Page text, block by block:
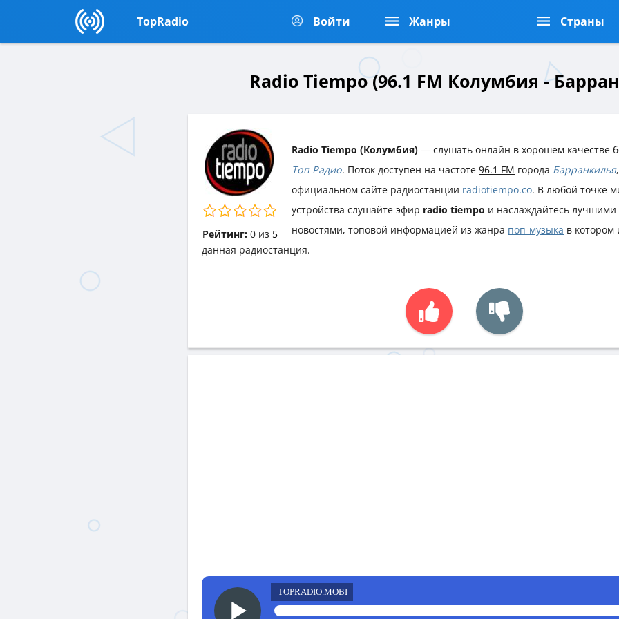
TopRadio Войти Жанры Страны
Radio Tiempo (96.1 FM Колумбия -
Рейтинг: 0из 5
Radio Tiempo (Колумбия) — слушать онлайн в хорошем качестве
Топ Радио. Поток доступен на частоте 96.1 FM города Барранкилья
официальном сайте радиостанции radiotiempo.co. В любой точке
устройства слушайте эфир radio tiempo и наслаждайтесь
новостями, топовой информацией из жанра поп-музыка в котором
данная радиостанция.
TOPRADIO.MOBI